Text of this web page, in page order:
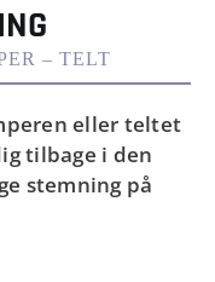
– TELT
eller teltet
tilbage i den
stemning på